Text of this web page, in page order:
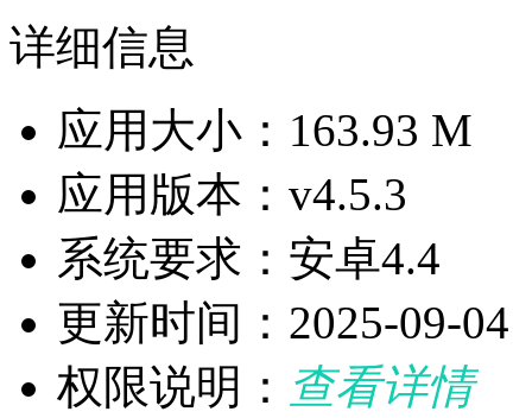
详细信息
应用大小：163.93 M
应用版本：v4.5.3
系统要求：安卓4.4
更新时间：2025-09-04
权限说明： 查看详情